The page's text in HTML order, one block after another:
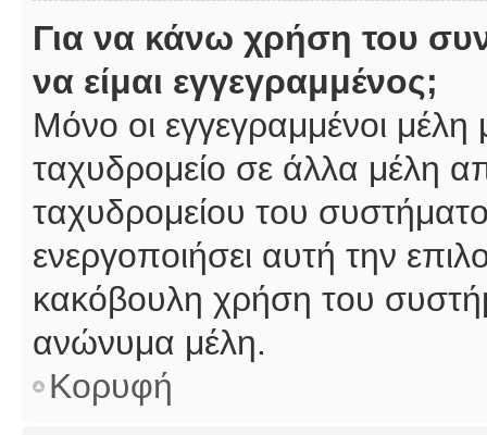
Για να κάνω χρήση του
να είμαι εγγεγραμμένος;
Μόνο οι εγγεγραμμένοι
ταχυδρομείο σε άλλα μέλη
ταχυδρομείου του
ενεργοποιήσει αυτή την
κακόβουλη χρήση του
ανώνυμα μέλη.
Κορυφή